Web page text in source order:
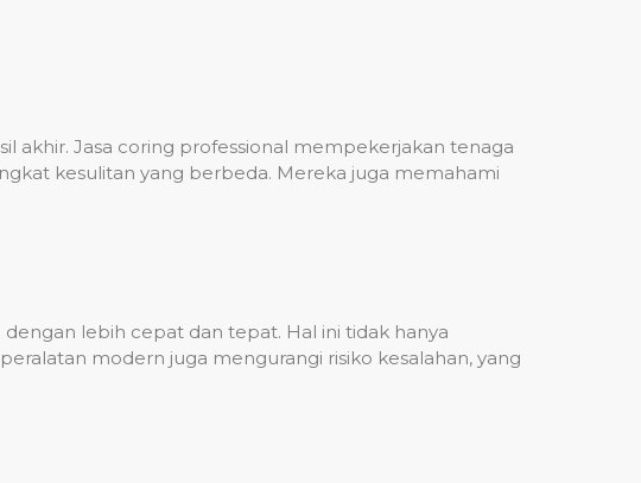
akhir. Jasa coring professional mempekerjakan tenaga
kesulitan yang berbeda. Mereka juga memahami
lebih cepat dan tepat. Hal ini tidak hanya
modern juga mengurangi risiko kesalahan, yang